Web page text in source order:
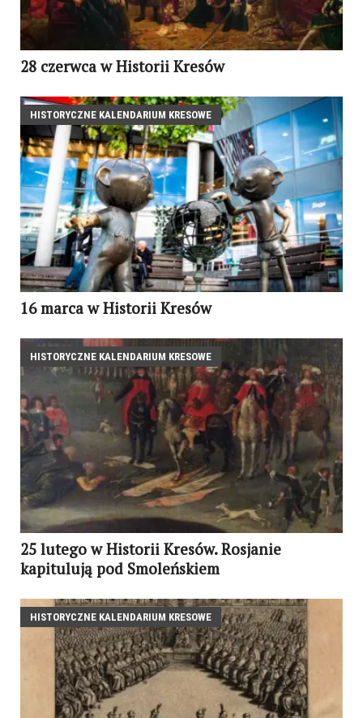
28 czerwca w Historii Kresów
HISTORYCZNE KALENDARIUM KRESOWE
16 marca w Historii Kresów
HISTORYCZNE KALENDARIUM KRESOWE
25 lutego w Historii Kresów. Rosjanie
kapitulują pod Smoleńskiem
HISTORYCZNE KALENDARIUM KRESOWE